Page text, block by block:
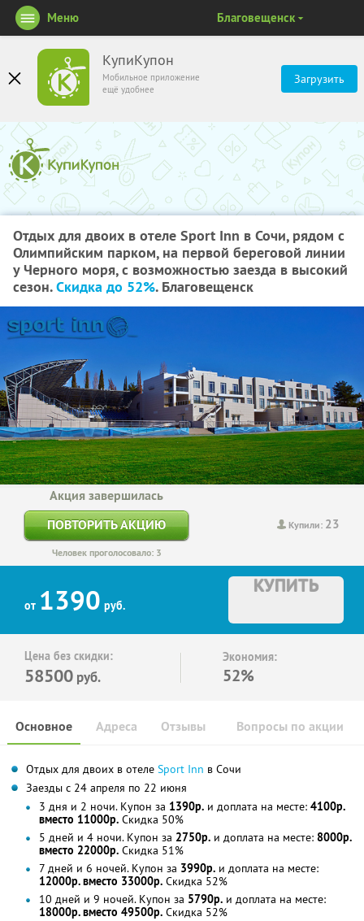
КупиКупон
Мобильное приложение
ещё удобнее
Загрузить
Меню Благовещенск
Отдых для двоих в отеле Sport Inn в Сочи, рядом с
Олимпийским парком, на первой береговой линии
у Черного моря, с возможностью заезда в высокий
сезон.Скидка до 52%. Благовещенск
Купили: 23
Акция завершилась
ПОВТОРИТЬ АКЦИЮ
Человек проголосовало: 3
от 1390 руб.
КУПИТЬ
Цена без скидки:
58500 руб.
Экономия:
52%
Основное Отзывы Вопросы по акции
Адреса
Отдых для двоих в отеле Sport Inn в Сочи
Заезды с 24 апреля по 22 июня
3 дня и 2 ночи. Купон за 1390р. и доплата на месте: 4100р.
вместо 11000р. Скидка 50%
5 дней и 4 ночи. Купон за 2750р. и доплата на месте: 8000р.
вместо 22000р. Скидка 51%
7 дней и 6 ночей. Купон за 3990р. и доплата на месте:
12000р. вместо 33000р. Скидка 52%
10 дней и 9 ночей. Купон за 5790р. и доплата на месте:
18000р. вместо 49500р. Скидка 52%